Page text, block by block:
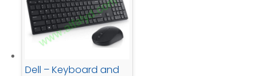
Dell – Keyboard and